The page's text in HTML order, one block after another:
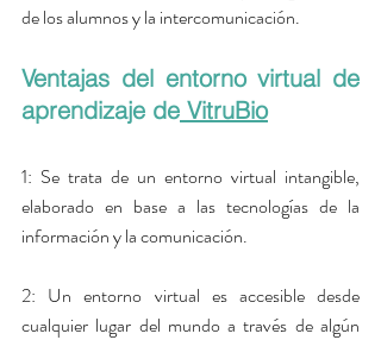
de los alumnos y la intercomunicación.
Ventajas del entorno virtual de
aprendizaje de VitruBio
1: Se trata de un entorno virtual intangible,
elaborado en base a las tecnologías de la
información y la comunicación.
2: Un entorno virtual es accesible desde
cualquier lugar del mundo a través de algún